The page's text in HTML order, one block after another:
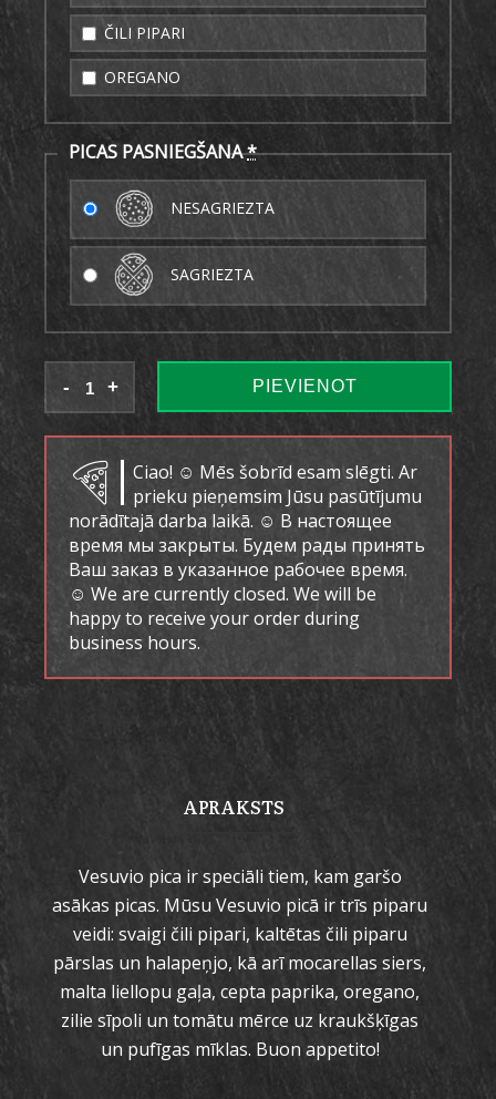
ČILI PIPARI
OREGANO
PICAS PASNIEGŠANA*
NESAGRIEZTA
SAGRIEZTA
PIEVIENOT
Ciao! ☺ Mēs šobrīd esam slēgti. Ar
prieku pieņemsim Jūsu pasūtījumu
norādītajā darba laikā. ☺ В настоящее
время мы закрыты. Будем рады принять
Ваш заказ в указанное рабочее время.
☺ We are currently closed. We will be
happy to receive your order during
business hours.
APRAKSTS
Vesuvio pica ir speciāli tiem, kam garšo
asākas picas. Mūsu Vesuvio picā ir trīs piparu
veidi: svaigi čili pipari, kaltētas čili piparu
pārslas un halapeņjo, kā arī mocarellas siers,
malta liellopu gaļa, cepta paprika, oregano,
zilie sīpoli un tomātu mērce uz kraukšķīgas
un pufīgas mīklas. Buon appetito!